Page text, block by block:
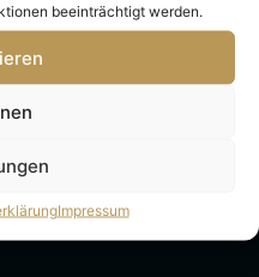
beeinträchtigt werden.
Impressum